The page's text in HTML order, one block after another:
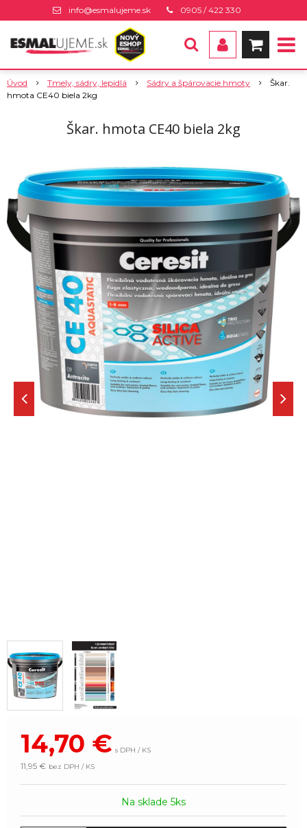
info@esmalujeme.sk 0905 / 422 330
Úvod Tmely, sádry, lepidlá Sádry a špárovacie hmoty
Škar.
hmota CE40 biela 2kg
Škar. hmota CE40 biela 2kg
14,70 € s DPH / KS
11,95 € bez DPH / KS
Na sklade 5ks